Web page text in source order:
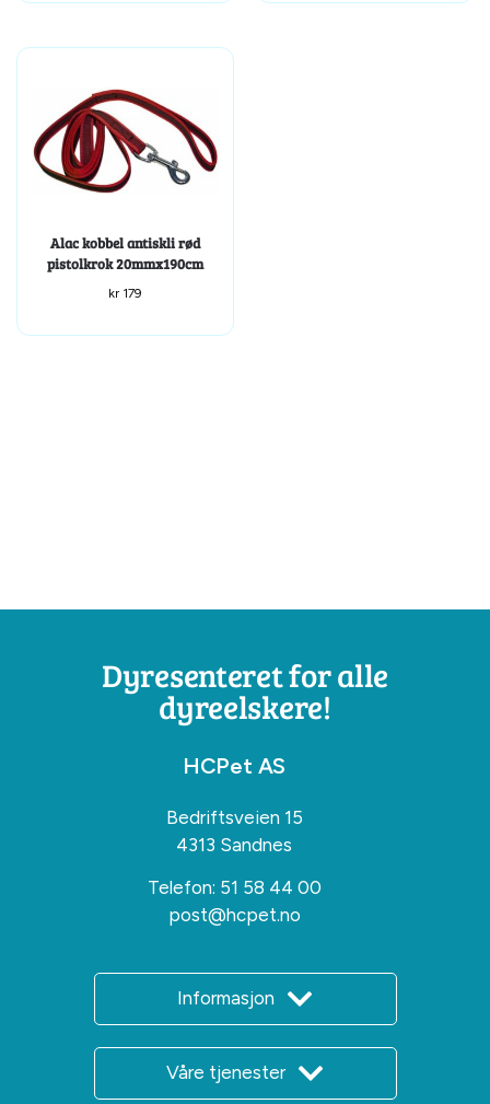
Alac kobbel antiskli rød
pistolkrok 20mmx190cm
kr 179
Dyresenteret for alle
dyreelskere!
HCPet AS
Bedriftsveien 15
4313 Sandnes
Telefon: 51 58 44 00
post@hcpet.no
Informasjon
Våre tjenester